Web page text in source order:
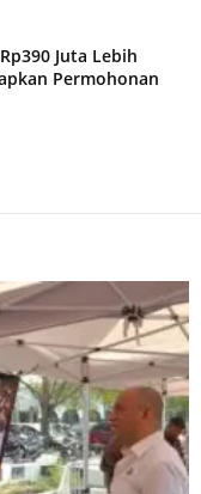
Juta Lebih
Permohonan